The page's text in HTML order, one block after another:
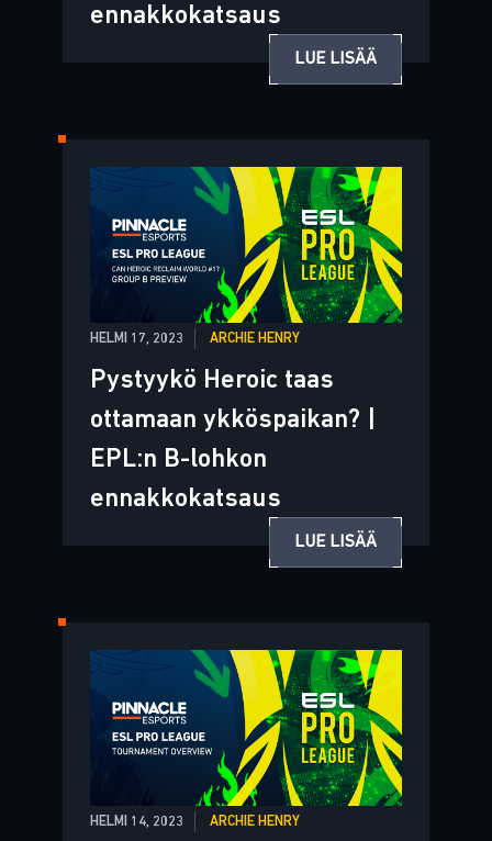
ennakkokatsaus
LUE LISÄÄ
HELMI 17, 2023 ARCHIE HENRY
Pystyykö Heroic taas
ottamaan ykköspaikan? |
EPL:n B-lohkon
ennakkokatsaus
LUE LISÄÄ
HELMI 14, 2023 ARCHIE HENRY